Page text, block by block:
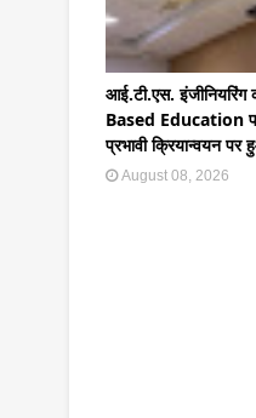
आई.टी.एस.
Based Education
प्रभावी क्रियान्वयन
August 08, 2026